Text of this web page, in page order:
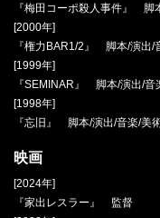
『梅田コーポ殺人事件』
[2000年]
『権力BAR1/2』 脚本/演出
[1999年]
『SEMINAR』 脚本/演出/
[1998年]
『忘旧』 脚本/演出/音楽/
映画
[2024年]
『家出レスラー』 監督